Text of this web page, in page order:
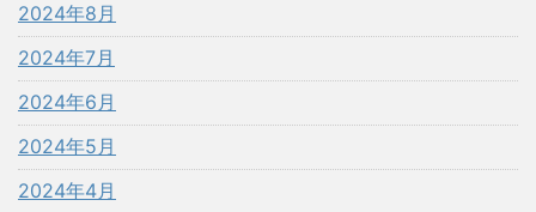
2024年8月
2024年7月
2024年6月
2024年5月
2024年4月